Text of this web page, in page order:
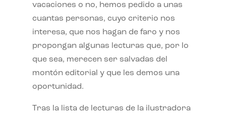
vacaciones o no, hemos pedido a unas
cuantas personas, cuyo criterio nos
interesa, que nos hagan de faro y nos
propongan algunas lecturas que, por lo
que sea, merecen ser salvadas del
montón editorial y que les demos una
oportunidad.
Tras la lista de lecturas de la ilustradora